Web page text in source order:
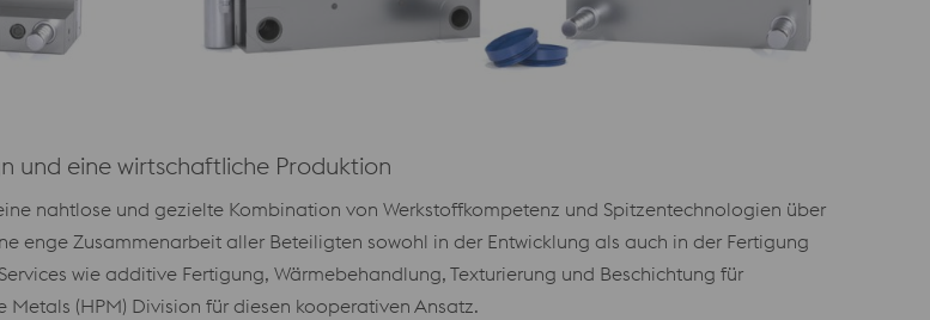
und eine wirtschaftliche Produktion
nahtlose und gezielte Kombination von Werkstoffkompetenz und Spitzentechnologien über
enge Zusammenarbeit aller Beteiligten sowohl in der Entwicklung als auch in der Fertigung
wie additive Fertigung, Wärmebehandlung, Texturierung und Beschichtung für
(HPM) Division für diesen kooperativen Ansatz.